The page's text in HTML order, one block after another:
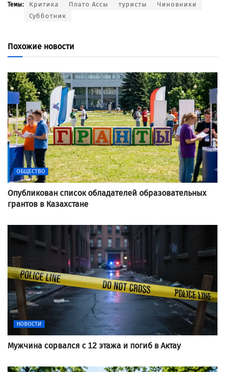
Темы: Критика Плато Ассы туристы
Чиновники
Субботник
Похожие новости
ОБЩЕСТВО
Опубликован список обладателей образовательных
грантов в Казахстане
НОВОСТИ
Мужчина сорвался с 12 этажа и погиб в Актау